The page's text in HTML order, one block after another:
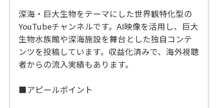
深海・巨大生物をテーマにした世界観特化型の
YouTubeチャンネルです。AI映像を活用し、巨大
生物水族館や深海施設を舞台とした独自コンテ
ンツを投稿しています。収益化済みで、海外視聴
者からの流入実績もあります。
■アピールポイント